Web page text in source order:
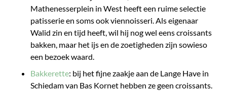
Mathenesserplein in West heeft een ruime selectie
patisserie en soms ook viennoisseri. Als eigenaar
Walid zin en tijd heeft, wil hij nog wel eens croissants
bakken, maar het ijs en de zoetigheden zijn sowieso
een bezoek waard.
Bakkerette: bij het fijne zaakje aan de Lange Have in
Schiedam van Bas Kornet hebben ze geen croissants.